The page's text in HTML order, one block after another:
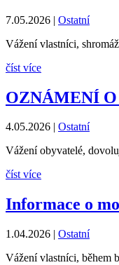
7.05.2026 | Ostatní
Vážení vlastníci,
číst více
OZNÁMENÍ O
4.05.2026 | Ostatní
Vážení obyvatelé,
číst více
Informace o
1.04.2026 | Ostatní
Vážení vlastníci, během